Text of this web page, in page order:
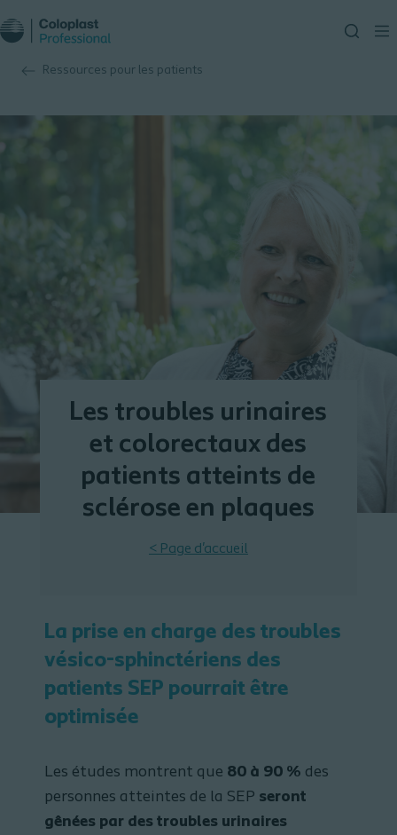
Ressources pour les patients
Les troubles urinaires
et colorectaux des
patients atteints de
sclérose en plaques
< Page d'accueil
La prise en charge des troubles
vésico-sphinctériens des
patients SEP pourrait être
optimisée
Les études montrent que 80 à 90 % des
personnes atteintes de la SEP seront
gênées par des troubles urinaires